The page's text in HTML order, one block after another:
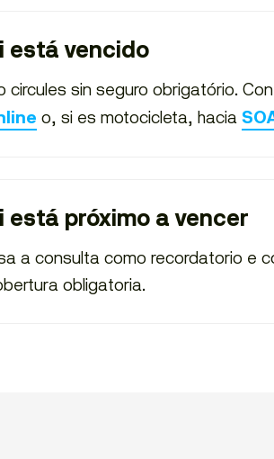
está vencido
circules sin seguro obrigatório.
o, si es motocicleta, hacia
está próximo a vencer
a consulta como recordatorio e
obligatoria.